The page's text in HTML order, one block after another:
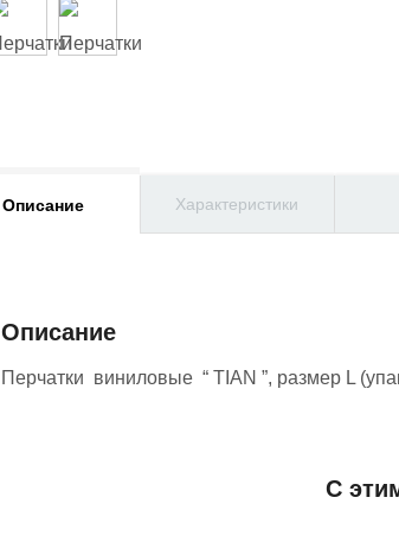
Описание Характеристики
Описание
Перчатки виниловые “ ТIAN ”, размер L
С